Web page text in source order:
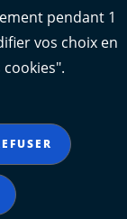
pendant 1
vos choix en